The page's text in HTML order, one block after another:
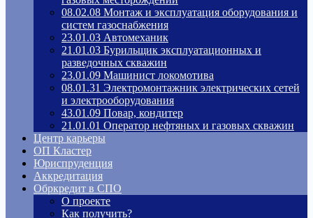
08.02.08 Монтаж и эксплуатация оборудования и
систем газоснабжения
23.01.03 Автомеханик
21.01.03 Бурильщик эксплуатационных и
разведочных скважин
23.01.09 Машинист локомотива
08.01.31 Электромонтажник электрических сетей
и электрооборудования
43.01.09 Повар, кондитер
21.01.01 Оператор нефтяных и газовых скважин
Центр карьеры
ОП Кластер
Юриспруденция
Аккредитация
Обркредит в СПО
О проекте
Как получить?